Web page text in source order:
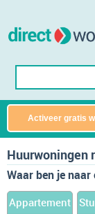
Activeer gratis
Huurwoningen
Waar ben je naar
Appartement